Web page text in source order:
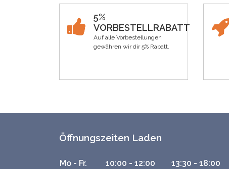
5%
VORBESTELLRABATT
Auf alle Vorbestellungen
gewähren wir dir 5% Rabatt.
Öffnungszeiten Laden
Mo - Fr. 10:00 - 12:00
13:30 - 18:00